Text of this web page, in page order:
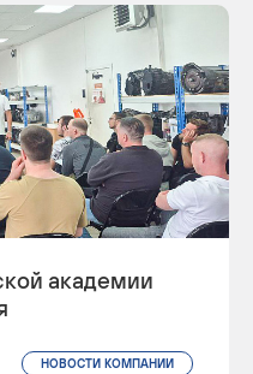
академии
НОВОСТИ КОМПАНИИ